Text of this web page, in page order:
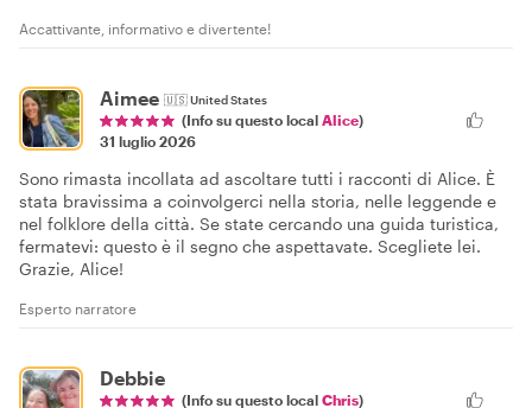
Accattivante, informativo e divertente!
Aimee 🇺🇸United States
(Info su questo local Alice)
31 luglio 2026
Sono rimasta incollata ad ascoltare tutti i racconti di Alice. È
stata bravissima a coinvolgerci nella storia, nelle leggende e
nel folklore della città. Se state cercando una guida turistica,
fermatevi: questo è il segno che aspettavate. Scegliete lei.
Grazie, Alice!
Esperto narratore
Debbie
(Info su questo local Chris)